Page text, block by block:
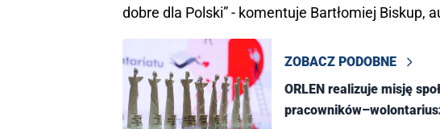
dobre dla Polski” - komentuje Bartłomiej Biskup,
ZOBACZ PODOBNE
ORLEN realizuje misję